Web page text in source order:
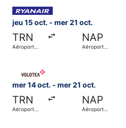
jeu 15 oct. - mer 21 oct.
TRN
Aéroport
NAP
Aéroport
mer 14 oct. - mer 21 oct.
TRN
Aéroport
NAP
Aéroport